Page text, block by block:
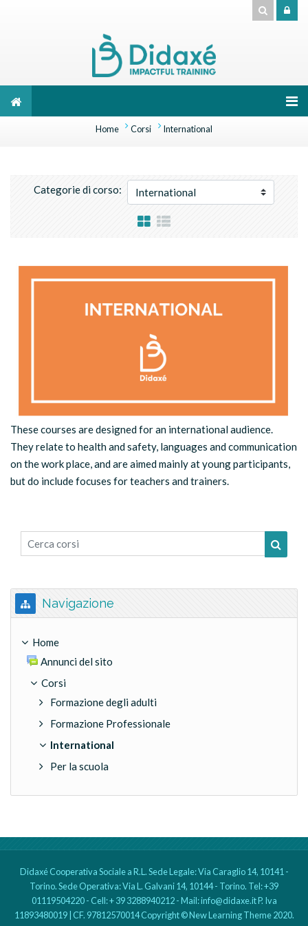
Home Corsi International
Categorie di corso:
These courses are designed for an international audience.
They relate to health and safety, languages and communication
on the work place, and are aimed mainly at young participants,
but do include focuses for teachers and trainers.
Cerca corsi
Cerca
Salta Navigazione
Navigazione
Home
Annunci del sito
Corsi
Formazione degli adulti
Formazione Professionale
International
Per la scuola
Didaxé Cooperativa Sociale a R.L. Sede Legale: Via Caraglio 14, 10141 -
Torino. Sede Operativa: Via L. Galvani 14, 10144 - Torino. Tel: +39
01119504220 - Cell: + 39 3288940212 - Mail: info@didaxe.it P. Iva
11893480019 | CF. 97812570014 Copyright © New Learning Theme 2020.